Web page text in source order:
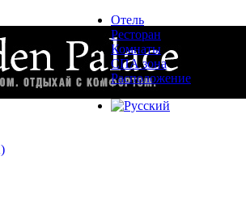
Отель
Ресторан
Комнаты
СПА зона
Расположение